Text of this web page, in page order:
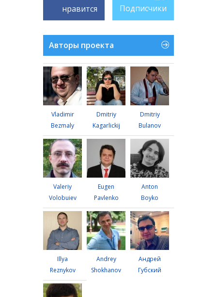
нравится
Подписчики
Авторы проекта
Vladimir
Bezmaly
Dmitriy
Kagarlickij
Dmitriy
Bulanov
Valeriy
Volobuiev
Eugen
Pavlenko
Anton
Boyko
Illya
Reznykov
Andrey
Shokhanov
Андрей
Губский